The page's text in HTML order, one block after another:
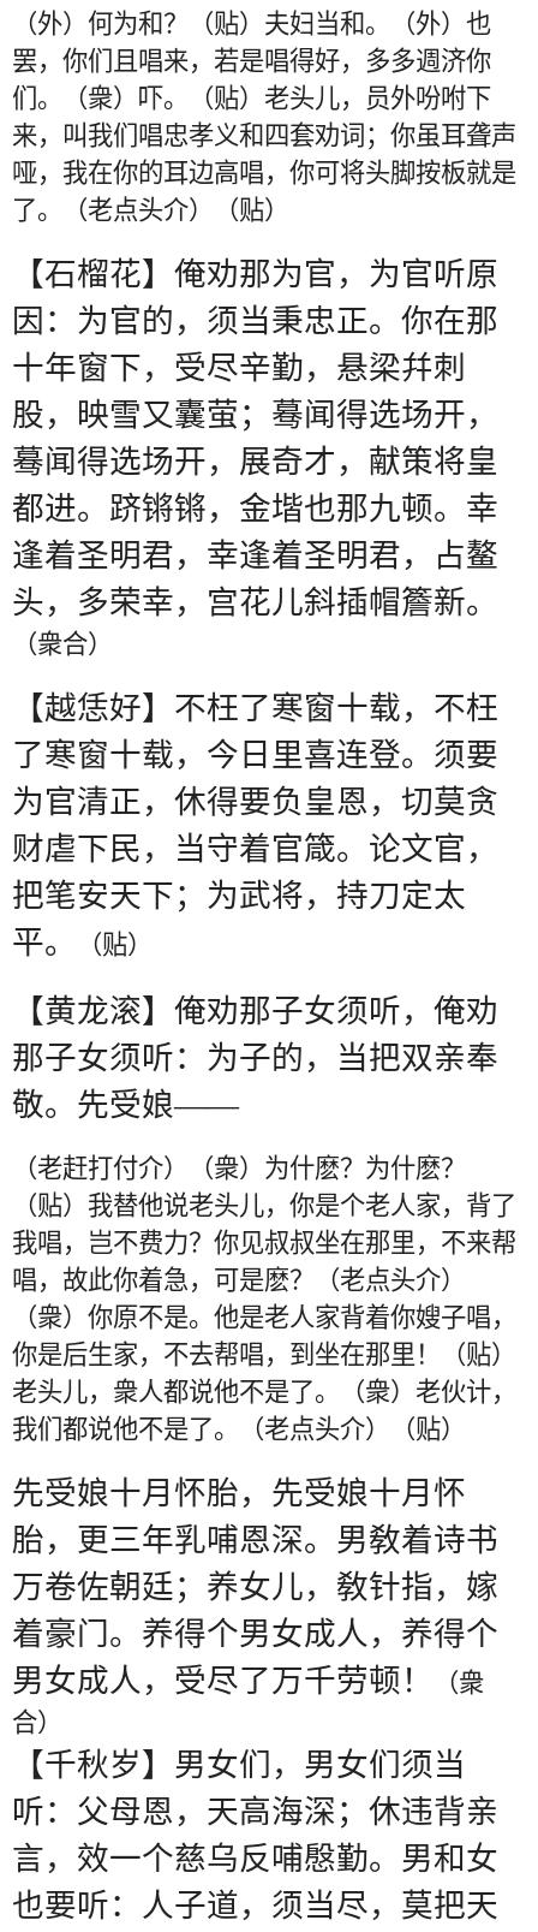
（外）何为和？（贴）夫妇当和。（外）也
罢，你们且唱来，若是唱得好，多多週济你
们。（衆）吓。（贴）老头儿，员外吩咐下
来，叫我们唱忠孝义和四套劝词；你虽耳聋声
哑，我在你的耳边高唱，你可将头脚按板就是
了。（老点头介）（贴）
【石榴花】俺劝那为官，为官听原
因：为官的，须当秉忠正。你在那
十年窗下，受尽辛勤，悬梁幷刺
股，映雪又囊萤；蓦闻得选场开，
蓦闻得选场开，展奇才，献策将皇
都进。跻锵锵，金堦也那九顿。幸
逢着圣明君，幸逢着圣明君，占鳌
头，多荣幸，宫花儿斜插帽簷新。
（衆合）
【越恁好】不枉了寒窗十载，不枉
了寒窗十载，今日里喜连登。须要
为官清正，休得要负皇恩，切莫贪
财虐下民，当守着官箴。论文官，
把笔安天下；为武将，持刀定太
平。
（贴）
【黄龙滚】俺劝那子女须听，俺劝
那子女须听：为子的，当把双亲奉
敬。先受娘——
（老赶打付介）（衆）为什麽？为什麽？
（贴）我替他说老头儿，你是个老人家，背了
我唱，岂不费力？你见叔叔坐在那里，不来帮
唱，故此你着急，可是麽？（老点头介）
（衆）你原不是。他是老人家背着你嫂子唱，
你是后生家，不去帮唱，到坐在那里！（贴）
老头儿，衆人都说他不是了。（衆）老伙计，
我们都说他不是了。（老点头介）（贴）
先受娘十月怀胎，先受娘十月怀
胎，更三年乳哺恩深。男敎着诗书
万卷佐朝廷；养女儿，敎针指，嫁
着豪门。养得个男女成人，养得个
男女成人，受尽了万千劳顿！
（衆
合）
【千秋岁】男女们，男女们须当
听：父母恩，天高海深；休违背亲
言，效一个慈乌反哺慇勤。男和女
也要听：人子道，须当尽，莫把天